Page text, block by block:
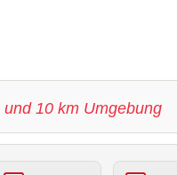
und 10 km Umgebung